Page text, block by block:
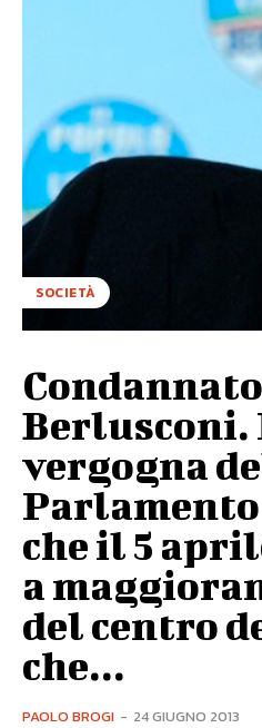
SOCIETÀ
Condannato
Berlusconi.
vergogna
che il 5
a
del centro
che...
PAOLO BROGI - 24 GIUGNO 2013